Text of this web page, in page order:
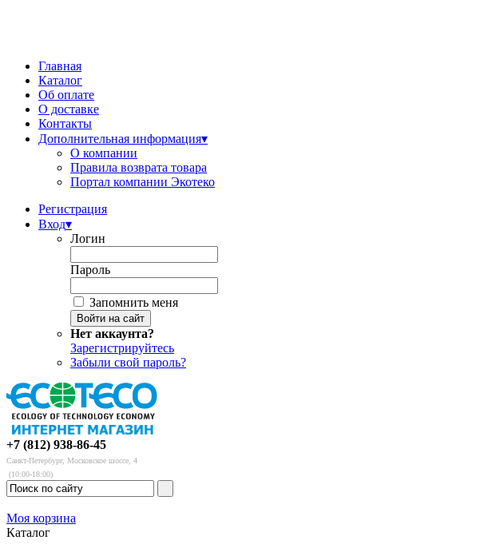
Главная
Каталог
Об оплате
О доставке
Контакты
Дополнительная информация▾
О компании
Правила возврата товара
Портал компании Экотеко
Регистрация
Вход▾
Логин
Пароль
Запомнить меня
Нет аккаунта?
Зарегистрируйтесь
Забыли свой пароль?
+7 (812) 938-86-45
Санкт-Петербург, Московское шоссе, 4
(10:00-18:00)
Моя корзина
Каталог